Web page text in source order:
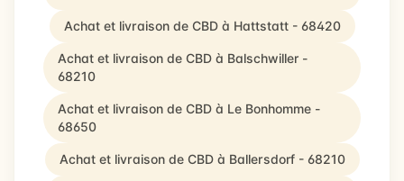
Achat et livraison de CBD à Hattstatt - 68420
Achat et livraison de CBD à Balschwiller -
68210
Achat et livraison de CBD à Le Bonhomme -
68650
Achat et livraison de CBD à Ballersdorf - 68210